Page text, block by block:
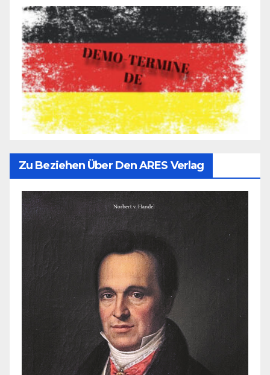
Zu Beziehen Über Den ARES Verlag